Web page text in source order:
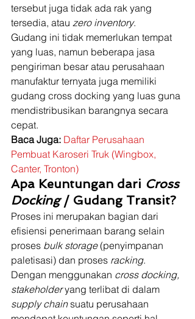
tersebut juga tidak ada rak yang
tersedia, atau zero inventory.
Gudang ini tidak memerlukan tempat
yang luas, namun beberapa jasa
pengiriman besar atau perusahaan
manufaktur ternyata juga memiliki
gudang cross docking yang luas guna
mendistribusikan barangnya secara
cepat.
Baca Juga: Daftar Perusahaan
Pembuat Karoseri Truk (Wingbox,
Canter, Tronton)
Apa Keuntungan dari Cross
Docking / Gudang Transit?
Proses ini merupakan bagian dari
efisiensi penerimaan barang selain
proses bulk storage (penyimpanan
paletisasi) dan proses racking.
Dengan menggunakan cross docking,
stakeholder yang terlibat di dalam
supply chain suatu perusahaan